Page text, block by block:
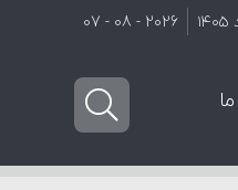
2026 - 08 - 07